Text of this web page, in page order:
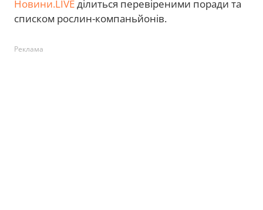
Новини.LIVEділиться перевіреними поради та
списком рослин-компаньйонів.
Реклама